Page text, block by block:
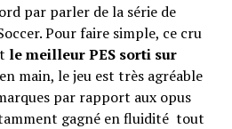
par parler de la série de
Pour faire simple, ce cru
le meilleur PES sorti sur
main, le jeu est très agréable
par rapport aux opus
gagné en fluidité tout